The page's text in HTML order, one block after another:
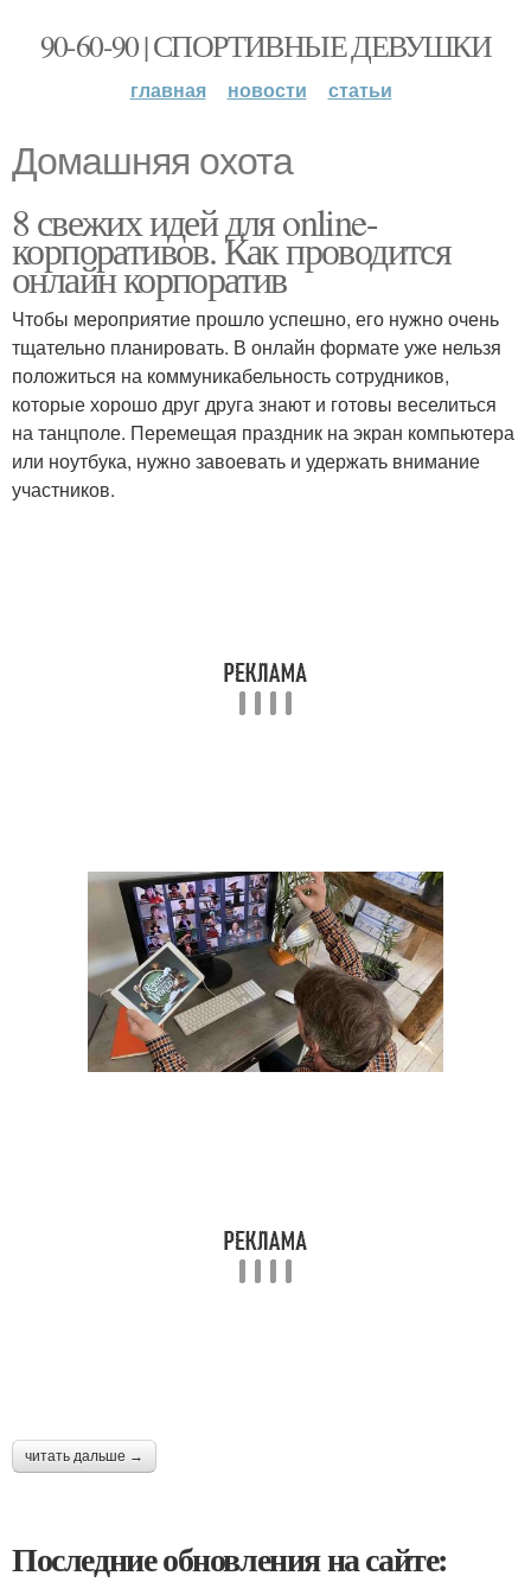
90-60-90 | СПОРТИВНЫЕ ДЕВУШКИ
главная новости статьи
Домашняя охота
8 свежих идей для online-
корпоративов. Как проводится
онлайн корпоратив
Чтобы мероприятие прошло успешно, его нужно очень
тщательно планировать. В онлайн формате уже нельзя
положиться на коммуникабельность сотрудников,
которые хорошо друг друга знают и готовы веселиться
на танцполе. Перемещая праздник на экран компьютера
или ноутбука, нужно завоевать и удержать внимание
участников.
читать дальше →
Последние обновления на сайте: